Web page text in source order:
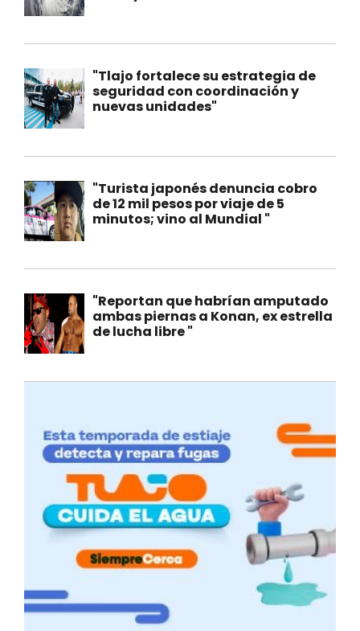
"Tlajo fortalece su estrategia de
seguridad con coordinación y
nuevas unidades"
"Turista japonés denuncia cobro
de 12 mil pesos por viaje de 5
minutos; vino al Mundial "
"Reportan que habrían amputado
ambas piernas a Konan, ex estrella
de lucha libre "